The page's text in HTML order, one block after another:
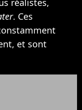
. Ces
et sont